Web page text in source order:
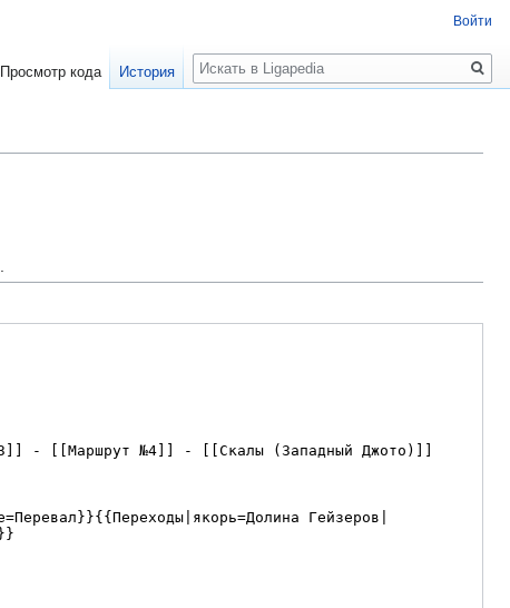
Войти
Просмотр кода История
Поиск